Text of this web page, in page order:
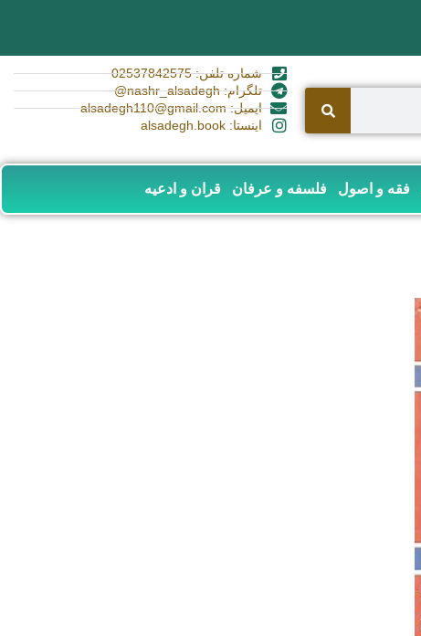
شماره تلفن: 02537842575
تلگرام: nashr_alsadegh@
ایمیل: alsadegh110@gmail.com
اینستا: alsadegh.book
فقه و اصول فلسفه و عرفان قران و ادعیه